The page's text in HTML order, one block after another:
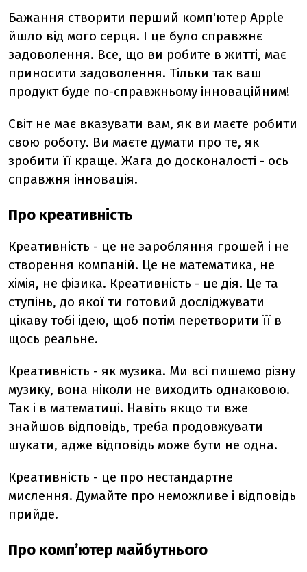
Бажання створити перший комп'ютер Apple
йшло від мого серця. І це було справжнє
задоволення. Все, що ви робите в житті, має
приносити задоволення. Тільки так ваш
продукт буде по-справжньому інноваційним!
Світ не має вказувати вам, як ви маєте робити
свою роботу. Ви маєте думати про те, як
зробити її краще. Жага до досконалості - ось
справжня інновація.
Про креативність
Креативність - це не заробляння грошей і не
створення компаній. Це не математика, не
хімія, не фізика. Креативність - це дія. Це та
ступінь, до якої ти готовий досліджувати
цікаву тобі ідею, щоб потім перетворити її в
щось реальне.
Креативність - як музика. Ми всі пишемо різну
музику, вона ніколи не виходить однаковою.
Так і в математиці. Навіть якщо ти вже
знайшов відповідь, треба продовжувати
шукати, адже відповідь може бути не одна.
Креативність - це про нестандартне
мислення. Думайте про неможливе і відповідь
прийде.
Про комп’ютер майбутнього